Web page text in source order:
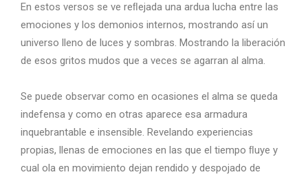
En estos versos se ve reﬂejada una ardua lucha entre las
emociones y los demonios internos, mostrando así un
universo lleno de luces y sombras. Mostrando la liberación
de esos gritos mudos que a veces se agarran al alma.
Se puede observar como en ocasiones el alma se queda
indefensa y como en otras aparece esa armadura
inquebrantable e insensible. Revelando experiencias
propias, llenas de emociones en las que el tiempo ﬂuye y
cual ola en movimiento dejan rendido y despojado de